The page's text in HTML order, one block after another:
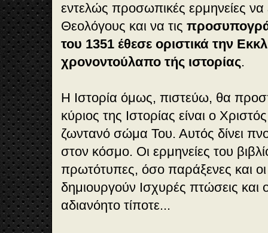
εντελώς προσωπικές ερμηνείες να
Θεολόγους και να τις
του 1351 έθεσε οριστικά την
χρονοντούλαπο τής ιστορίας.
Η Ιστορία όμως, πιστεύω, θα
κύριος της Ιστορίας είναι ο
ζωντανό σώμα Του. Αυτός δίνει
στον κόσμο. Οι ερμηνείες του
πρωτότυπες, όσο παράξενες και
δημιουργούν Ισχυρές πτώσεις και
αδιανόητο τίποτε...